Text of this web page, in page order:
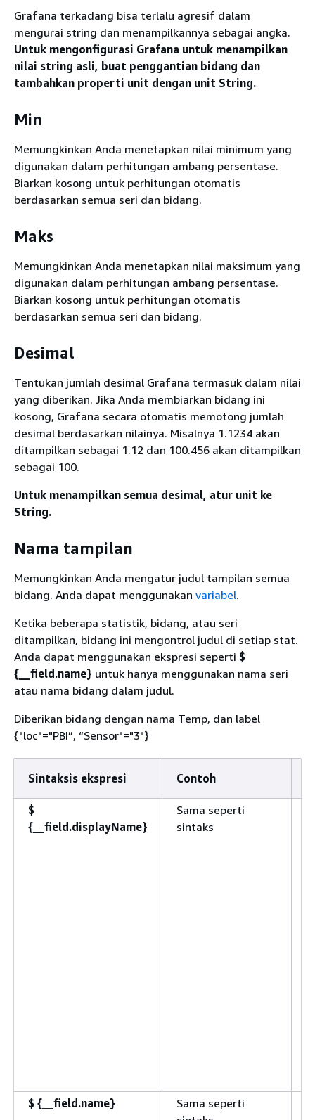
Grafana terkadang bisa terlalu agresif dalam
mengurai string dan menampilkannya sebagai angka.
Untuk mengonfigurasi Grafana untuk menampilkan
nilai string asli, buat penggantian bidang dan
tambahkan properti unit dengan unit String.
Min
Memungkinkan Anda menetapkan nilai minimum yang
digunakan dalam perhitungan ambang persentase.
Biarkan kosong untuk perhitungan otomatis
berdasarkan semua seri dan bidang.
Maks
Memungkinkan Anda menetapkan nilai maksimum yang
digunakan dalam perhitungan ambang persentase.
Biarkan kosong untuk perhitungan otomatis
berdasarkan semua seri dan bidang.
Desimal
Tentukan jumlah desimal Grafana termasuk dalam nilai
yang diberikan. Jika Anda membiarkan bidang ini
kosong, Grafana secara otomatis memotong jumlah
desimal berdasarkan nilainya. Misalnya 1.1234 akan
ditampilkan sebagai 1.12 dan 100.456 akan ditampilkan
sebagai 100.
Untuk menampilkan semua desimal, atur unit ke
String.
Nama tampilan
Memungkinkan Anda mengatur judul tampilan semua
bidang. Anda dapat menggunakan variabel.
Ketika beberapa statistik, bidang, atau seri
ditampilkan, bidang ini mengontrol judul di setiap stat.
Anda dapat menggunakan ekspresi seperti $
{ __field.name} untuk hanya menggunakan nama seri
atau nama bidang dalam judul.
Diberikan bidang dengan nama Temp, dan label
{"loc"="PBI”, “Sensor"="3"}
Sintaksis ekspresi Contoh
$
{ __field.displayName}
Sama seperti
sintaks
$ { __field.name}
Sama seperti